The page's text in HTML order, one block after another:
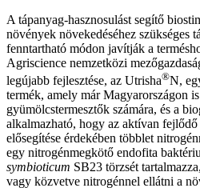
A tápanyag-hasznosulást segítő
növények növekedéséhez szükséges
fenntartható módon javítják a
Agriscience nemzetközi
legújabb fejlesztése, az Utrisha®N,
termék, amely már Magyarországon
gyümölcstermesztők számára, és a
alkalmazható, hogy az aktívan
elősegítése érdekében többlet
egy nitrogénmegkötő endofita
symbioticum SB23 törzsét
vagy közvetve nitrogénnel ellátni a